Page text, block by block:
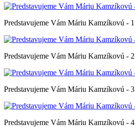
Predstavujeme Vám Máriu Kamzíkovú - 1
Predstavujeme Vám Máriu Kamzíkovú - 2
Predstavujeme Vám Máriu Kamzíkovú - 3
Predstavujeme Vám Máriu Kamzíkovú - 4